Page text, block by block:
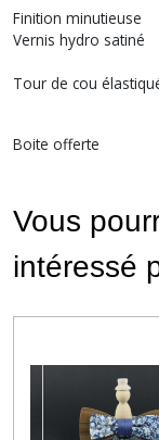
Finition minutieuse
Vernis hydro satiné
Tour de cou
Boite offerte
Vous
intéressé